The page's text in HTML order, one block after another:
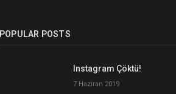
POPULAR POSTS
Instagram Çöktü!
7 Haziran 2019